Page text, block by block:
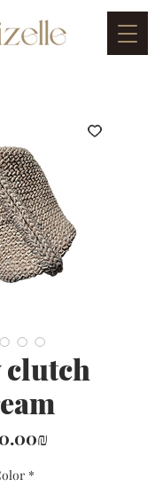
clutch
‏380.00 ‏₪Price
*